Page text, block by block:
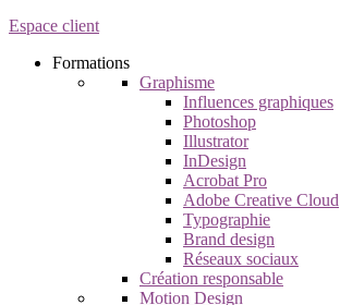
Espace client
Formations
Graphisme
Influences graphiques
Photoshop
Illustrator
InDesign
Acrobat Pro
Adobe Creative Cloud
Typographie
Brand design
Réseaux sociaux
Création responsable
Motion Design